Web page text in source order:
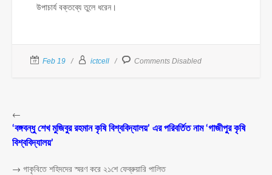
উপাচার্য বক্তব্যে তুলে ধরেন।
Feb 19 ictcell Comments Disabled
←
‘বঙ্গবন্ধু শেখ মুজিবুর রহমান কৃষি বিশ্ববিদ্যালয়’ এর পরিবর্তিত নাম ‘গাজীপুর কৃষি
বিশ্ববিদ্যালয়’
→ গাকৃবিতে শহিদদের স্মরণ করে ২১শে ফেব্রুয়ারি পালিত